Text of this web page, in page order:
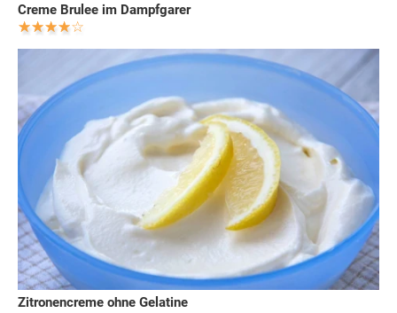
Creme Brulee im Dampfgarer
Zitronencreme ohne Gelatine